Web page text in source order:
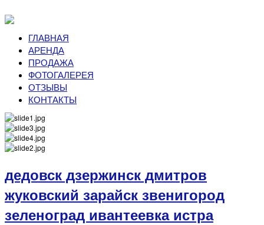
ГЛАВНАЯ
АРЕНДА
ПРОДАЖА
ФОТОГАЛЕРЕЯ
ОТЗЫВЫ
КОНТАКТЫ
дедовск дзержинск дмитров
жуковский зарайск звенигород
зеленоград ивантеевка истра